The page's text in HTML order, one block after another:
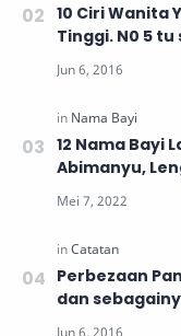
10 Ciri Wanita
Tinggi. N0 5
12 Nama Bayi
Abimanyu,
Perbezaan
dan